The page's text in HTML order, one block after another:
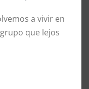
a vivir en
que lejos